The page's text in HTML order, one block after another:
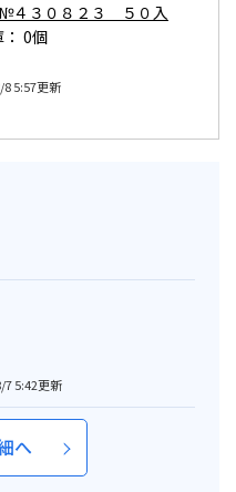
３０８２３ ５０入
0個
5:57更新
7 5:42更新
へ